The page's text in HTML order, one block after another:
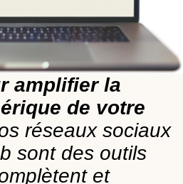
amplifier la
de votre
réseaux sociaux
sont des outils
et